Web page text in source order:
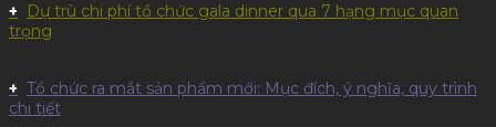
Dự trù chi phí tổ chức gala dinner qua 7 hạng mục quan
trọng
Tổ chức ra mắt sản phẩm mới: Mục đích, ý nghĩa, quy trình
chi tiết